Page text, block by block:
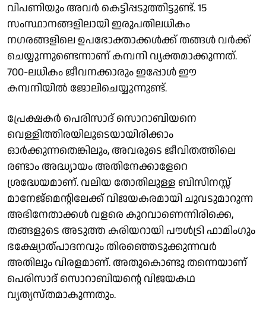
വിപണിയും അവർ കെട്ടിപ്പടുത്തിട്ടുണ്ട്. 15
സംസ്ഥാനങ്ങളിലായി ഇരുപതിലധികം
നഗരങ്ങളിലെ ഉപഭോക്താക്കൾക്ക് തങ്ങൾ വർക്ക്
ചെയ്യുന്നുണ്ടെന്നാണ് കമ്പനി വ്യക്തമാക്കുന്നത്.
700-ലധികം ജീവനക്കാരും ഇപ്പോൾ ഈ
കമ്പനിയിൽ ജോലിചെയ്യുന്നുണ്ട്.
പ്രേക്ഷകർ പെരിസാദ് സൊറാബിയനെ
വെള്ളിത്തിരയിലൂടെയായിരിക്കാം
ഓർക്കുന്നതെങ്കിലും, അവരുടെ ജീവിതത്തിലെ
രണ്ടാം അദ്ധ്യായം അതിനേക്കാളേറെ
ശ്രദ്ധേയമാണ്. വലിയ തോതിലുള്ള ബിസിനസ്സ്
മാനേജ്‌മെന്റിലേക്ക് വിജയകരമായി ചുവടുമാറുന്ന
അഭിനേതാക്കൾ വളരെ കുറവാണെന്നിരിക്കെ,
തങ്ങളുടെ അടുത്ത കരിയറായി പൗൾട്രി ഫാമിംഗും
ഭക്ഷ്യോത്പാദനവും തിരഞ്ഞെടുക്കുന്നവർ
അതിലും വിരളമാണ്. അതുകൊണ്ടു തന്നെയാണ്
പെരിസാദ് സൊറാബിയന്റെ വിജയകഥ
വ്യത്യസ്തമാകുന്നതും.